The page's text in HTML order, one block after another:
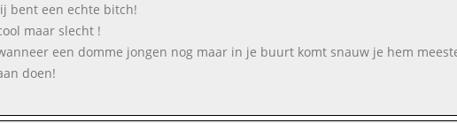
bent een echte bitch!
maar slecht !
een domme jongen nog maar in je buurt komt snauw je hem
doen!